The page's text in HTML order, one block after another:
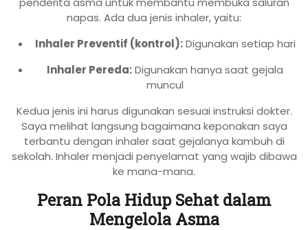
napas. Ada dua jenis inhaler, yaitu:
Inhaler Preventif (kontrol):Digunakan setiap hari
Inhaler Pereda:Digunakan hanya saat gejala
muncul
Kedua jenis ini harus digunakan sesuai instruksi dokter.
Saya melihat langsung bagaimana keponakan saya
terbantu dengan inhaler saat gejalanya kambuh di
sekolah. Inhaler menjadi penyelamat yang wajib dibawa
ke mana-mana.
Peran Pola Hidup Sehat dalam
Mengelola Asma